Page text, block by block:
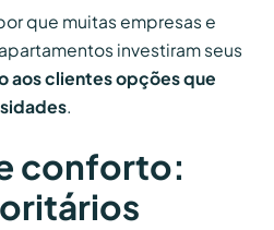
que muitas empresas e
investiram seus
aos clientes opções que
.
conforto: